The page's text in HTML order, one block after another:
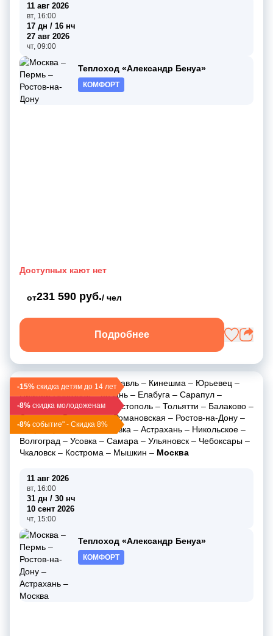
11 авг 2026
вт, 16:00
17 дн / 16 нч
27 авг 2026
чт, 09:00
Теплоход «Александр Бенуа»
КОМФОРТ
Доступных кают нет
от231 590 руб./ чел
Подробнее
-15% скидка детям до 14 лет
-8% скидка молодоженам
-8% событие" - Скидка 8%
Москва –Углич–Ярославль – Кинешма – Юрьевец –
Нижний Новгород–Казань – Елабуга – Сарапул –
Пермь–Чайковский– Чистополь – Тольятти – Балаково –
Саратов–Волгоград–Романовская – Ростов-на-Дону –
Старочеркасская–Ильевка – Астрахань – Никольское –
Волгоград – Усовка – Самара – Ульяновск – Чебоксары –
Чкаловск – Кострома – Мышкин – Москва
11 авг 2026
вт, 16:00
31 дн / 30 нч
10 сент 2026
чт, 15:00
Теплоход «Александр Бенуа»
КОМФОРТ